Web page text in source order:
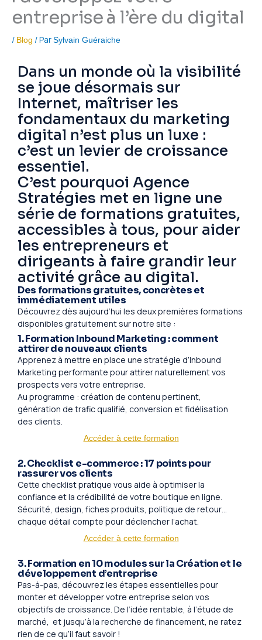
entreprise à l’ère du digital
/ Blog / ParSylvain Guéraiche
Dans un monde où la visibilité
se joue désormais sur
Internet, maîtriser les
fondamentaux du marketing
digital n’est plus un luxe :
c’est un levier de croissance
essentiel.
C’est pourquoi Agence
Stratégies met en ligne une
série de formations gratuites,
accessibles à tous, pour aider
les entrepreneurs et
dirigeants à faire grandir leur
activité grâce au digital.
Des formations gratuites, concrètes et
immédiatement utiles
Découvrez dès aujourd’hui les deux premières formations
disponibles gratuitement sur notre site :
1. Formation Inbound Marketing : comment
attirer de nouveaux clients
Apprenez à mettre en place une stratégie d’Inbound
Marketing performante pour attirer naturellement vos
prospects vers votre entreprise.
Au programme : création de contenu pertinent,
génération de trafic qualifié, conversion et fidélisation
des clients.
Accéder à cette formation
2. Checklist e-commerce : 17 points pour
rassurer vos clients
Cette checklist pratique vous aide à optimiser la
confiance et la crédibilité de votre boutique en ligne.
Sécurité, design, fiches produits, politique de retour…
chaque détail compte pour déclencher l’achat.
Accéder à cette formation
3. Formation en 10 modules sur la Création et le
développement d’entreprise
Pas-à-pas, découvrez les étapes essentielles pour
monter et développer votre entreprise selon vos
objectifs de croissance. De l’idée rentable, à l’étude de
marché, et jusqu’à la recherche de financement, ne ratez
rien de ce qu’il faut savoir !